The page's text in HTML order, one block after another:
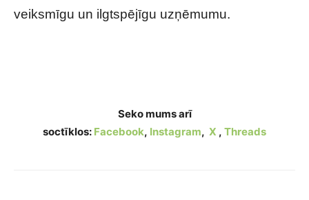
veiksmīgu un ilgtspējīgu uzņēmumu.
Seko mums arī
soctīklos: Facebook, Instagram, X , Threads